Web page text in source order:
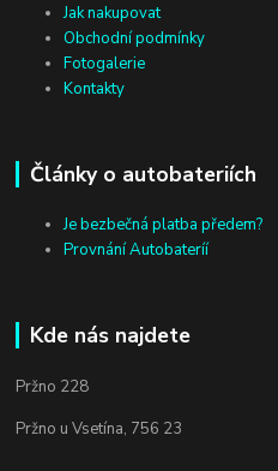
Jak nakupovat
Obchodní podmínky
Fotogalerie
Kontakty
Články o autobateriích
Je bezbečná platba předem?
Provnání Autobateríí
Kde nás najdete
Pržno 228
Pržno u Vsetína, 756 23